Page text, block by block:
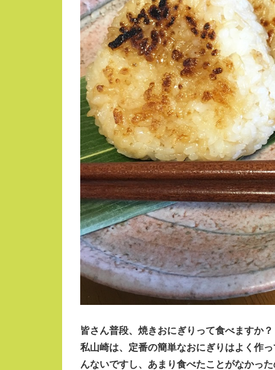
皆さん普段、焼きおにぎりって食べますか？
私山崎は、定番の簡単なおにぎりはよく作
んないですし、あまり食べたことがなかった